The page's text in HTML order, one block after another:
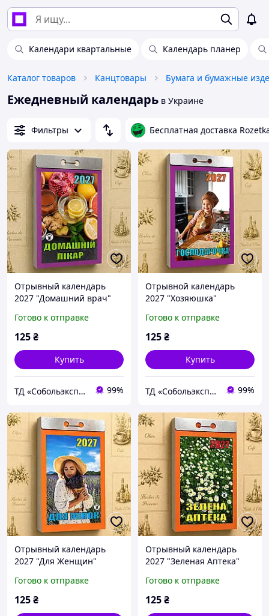
Календари квартальные Календарь планер
Каталог товаров Канцтовары Бумага и бумажные
Ежедневный календарь в Украине
Фильтры Бесплатная доставка
Отрывный календарь
2027 "Домашний врач"
украинский язык
Готово к отправке
125₴
Купить
ТД «Собольэкспресс» 99%
Отрывной календарь
2027 "Хозяюшка"
украинский язык
Готово к отправке
125₴
Купить
ТД «Собольэкспресс» 99%
Отрывный календарь
2027 "Для Женщин"
украинский
Готово к отправке
125₴
Отрывный календарь
2027 "Зеленая Аптека"
украинский язык
Готово к отправке
125₴